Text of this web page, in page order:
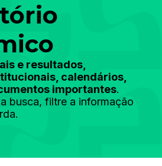
e resultados,
calendários,
importantes.
busca, filtre a informação